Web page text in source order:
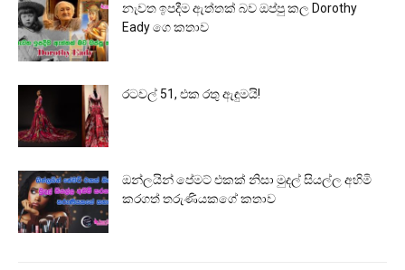
නැවත ඉපදීම ඇත්තක් බව ඔප්පු කල Dorothy
Eady ගෙ කතාව
රටවල් 51, එක රතු ඇඳුමයි!
ඔන්ලයින් පේමට් එකක් නිසා මුදල් සියල්ල අහිමි
කරගත් තරුණියකගේ කතාව